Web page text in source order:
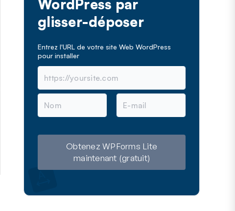
WordPress par
glisser-déposer
Entrez l'URL de votre site Web WordPress
pour installer
N
m
E
m
Obtenez WPForms Lite
maintenant (gratuit)